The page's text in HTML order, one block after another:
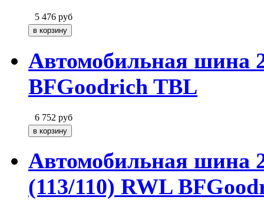
5 476 руб
Автомобильная шина
BFGoodrich TBL
6 752 руб
Автомобильная шина
(113/110) RWL